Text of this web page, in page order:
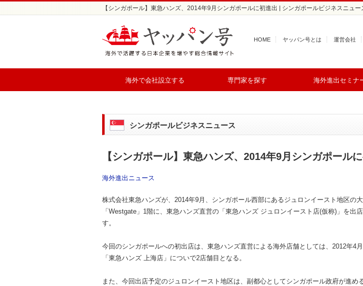
【シンガポール】東急ハンズ、2014年9月シンガポールに初進出 | シンガポールビジネスニュ
HOME ヤッパン号とは 運営会社
海外で会社設立する 専門家を探す 海外進出セミナ
シンガポールビジネスニュース
【シンガポール】東急ハンズ、2014年9月シンガポール
海外進出ニュース
株式会社東急ハンズが、2014年9月、シンガポール西部にあるジュロンイースト地区の
「Westgate」1階に、東急ハンズ直営の「東急ハンズ ジュロンイースト店(仮称)」を出
す。
今回のシンガポールへの初出店は、東急ハンズ直営による海外店舗としては、2012年4
「東急ハンズ 上海店」についで2店舗目となる。
また、今回出店予定のジュロンイースト地区は、副都心としてシンガポール政府が進め